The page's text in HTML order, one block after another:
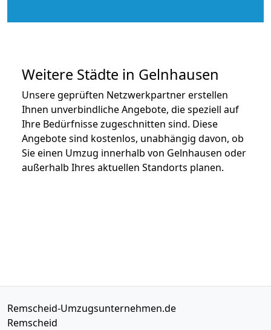
Weitere Städte in Gelnhausen
Unsere geprüften Netzwerkpartner erstellen
Ihnen unverbindliche Angebote, die speziell auf
Ihre Bedürfnisse zugeschnitten sind. Diese
Angebote sind kostenlos, unabhängig davon, ob
Sie einen Umzug innerhalb von Gelnhausen oder
außerhalb Ihres aktuellen Standorts planen.
Remscheid-Umzugsunternehmen.de
Remscheid